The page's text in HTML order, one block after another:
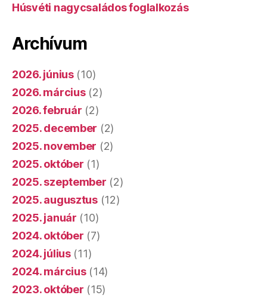
Húsvéti nagycsaládos foglalkozás
Archívum
2026. június(10)
2026. március(2)
2026. február (2)
2025. december (2)
2025. november (2)
2025. október (1)
2025. szeptember (2)
2025. augusztus(12)
2025. január (10)
2024. október (7)
2024. július(11)
2024. március(14)
2023. október (15)